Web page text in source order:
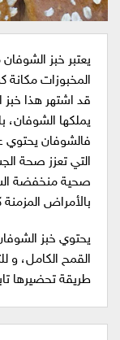
يعتبر خبز
المخبوزات مكانة
قد اشتهر هذا خبز
يملكها الشوفان،
فالشوفان يحتوي
التي تعزز صحة
صحية منخفضة
بالأمراض
يحتوي خبز
القمح الكامل، و
طريقة تحضيرها